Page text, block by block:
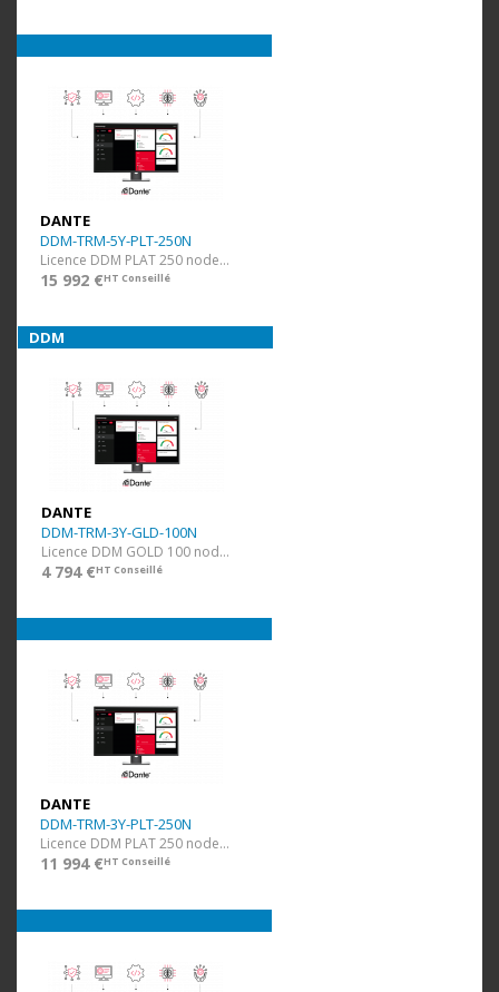
DANTE
DDM-TRM-5Y-PLT-250N
Licence DDM PLAT 250 nodes et 50 domaines + 5 ans
15 992 €HT Conseillé
DDM
DANTE
DDM-TRM-3Y-GLD-100N
Licence DDM GOLD 100 nodes et 20 domaines + 3 ans
4 794 €HT Conseillé
DANTE
DDM-TRM-3Y-PLT-250N
Licence DDM PLAT 250 nodes et 50 domaines + 3 ans
11 994 €HT Conseillé